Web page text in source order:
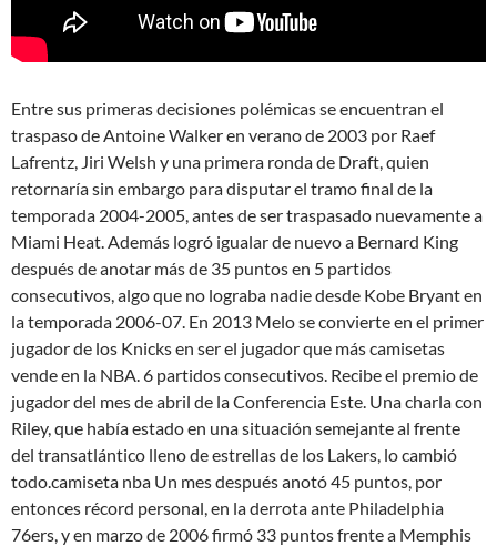
Entre sus primeras decisiones polémicas se encuentran el
traspaso de Antoine Walker en verano de 2003 por Raef
Lafrentz, Jiri Welsh y una primera ronda de Draft, quien
retornaría sin embargo para disputar el tramo final de la
temporada 2004-2005, antes de ser traspasado nuevamente a
Miami Heat. Además logró igualar de nuevo a Bernard King
después de anotar más de 35 puntos en 5 partidos
consecutivos, algo que no lograba nadie desde Kobe Bryant en
la temporada 2006-07. En 2013 Melo se convierte en el primer
jugador de los Knicks en ser el jugador que más camisetas
vende en la NBA. 6 partidos consecutivos. Recibe el premio de
jugador del mes de abril de la Conferencia Este. Una charla con
Riley, que había estado en una situación semejante al frente
del transatlántico lleno de estrellas de los Lakers, lo cambió
todo.camiseta nba Un mes después anotó 45 puntos, por
entonces récord personal, en la derrota ante Philadelphia
76ers, y en marzo de 2006 firmó 33 puntos frente a Memphis